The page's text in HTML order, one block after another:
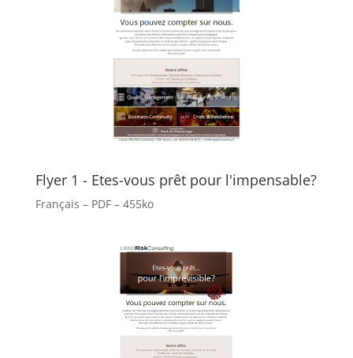
Flyer 1 - Etes-vous prêt pour l'impensable?
Français – PDF – 455ko